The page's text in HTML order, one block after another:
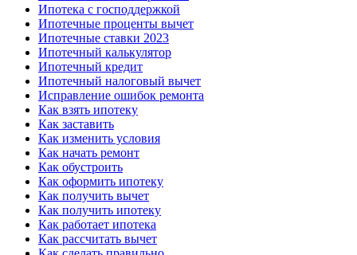
Ипотека с господдержкой
Ипотечные проценты вычет
Ипотечные ставки 2023
Ипотечный калькулятор
Ипотечный кредит
Ипотечный налоговый вычет
Исправление ошибок ремонта
Как взять ипотеку
Как заставить
Как изменить условия
Как начать ремонт
Как обустроить
Как оформить ипотеку
Как получить вычет
Как получить ипотеку
Как работает ипотека
Как рассчитать вычет